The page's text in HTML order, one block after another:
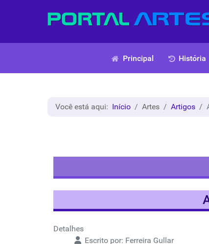
Principal História
Você está aqui: Início Artes Artigos
Detalhes
Escrito por: Ferreira Gullar